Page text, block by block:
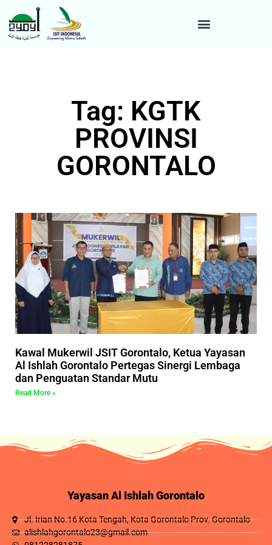
Tag: KGTK
PROVINSI
GORONTALO
Kawal Mukerwil JSIT Gorontalo, Ketua Yayasan
Al Ishlah Gorontalo Pertegas Sinergi Lembaga
dan Penguatan Standar Mutu
Read More »
Yayasan Al Ishlah Gorontalo
Jl. Irian No.16 Kota Tengah, Kota Gorontalo Prov. Gorontalo
alishlahgorontalo23@gmail.com